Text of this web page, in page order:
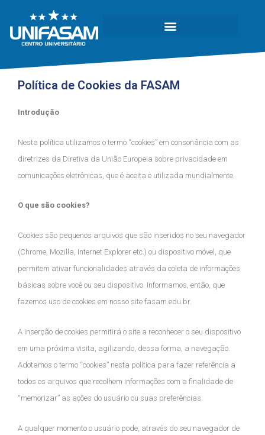
Política de Cookies da FASAM
Introdução
Nesta política utilizamos o termo “cookies” em consonância com as
diretrizes da Diretiva da União Europeia sobre privacidade em
comunicações eletrônicas, que é aceita e utilizada mundialmente.
O que são cookies?
Cookies são pequenos arquivos que são inseridos no seu navegador
(Chrome, Mozilla, Internet Explorer etc.) ou dispositivo móvel, que
permitem ativar funcionalidades através da coleta de informações
básicas sobre você ou seu dispositivo. Informamos, então, que
fazemos uso de cookies em nosso site fasam.edu.br.
A inserção de cookies permitirá o site a reconhecer o seu dispositivo
em uma próxima visita, agilizando, dessa forma, a navegação.
Adotamos o termo “cookies” nesta política para fazer referência a
todos os arquivos que recolhem informações com a finalidade de
“memorizar” as ações do usuário ou suas preferências.
A qualquer momento o usuário pode, através do seu navegador de